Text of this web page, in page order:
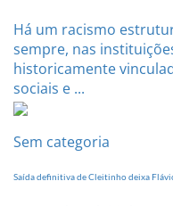
Há um racismo
sempre, nas
historicamente
sociais e ...
Sem categoria
Saída definitiva de Cleitinho deixa